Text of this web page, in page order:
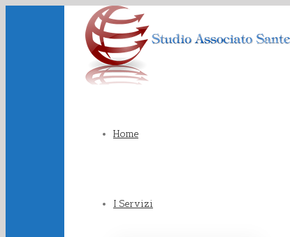
Home
I Servizi